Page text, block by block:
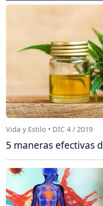
Vida y Estilo • DIC 4 / 2019
5 maneras efectivas